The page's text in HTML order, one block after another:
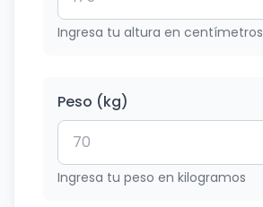
Ingresa tu altura en centímetros
Peso (kg)
Ingresa tu peso en kilogramos